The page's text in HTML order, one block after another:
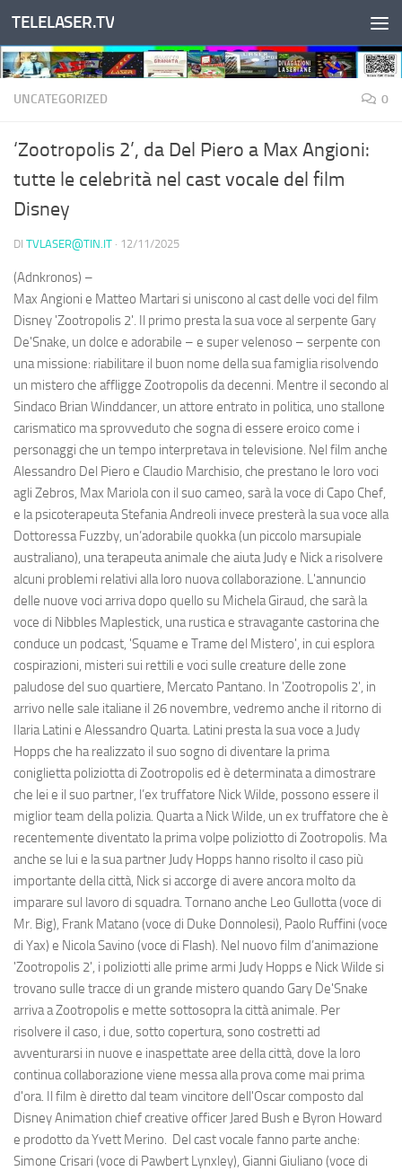
Salta al contenuto
TELELASER.TV
UNCATEGORIZED 0
‘Zootropolis 2’, da Del Piero a Max Angioni:
tutte le celebrità nel cast vocale del film
Disney
DI TVLASER@TIN.IT · 12/11/2025
(Adnkronos) –
Max Angioni e Matteo Martari si uniscono al cast delle voci del film
Disney 'Zootropolis 2'. Il primo presta la sua voce al serpente Gary
De'Snake, un dolce e adorabile – e super velenoso – serpente con
una missione: riabilitare il buon nome della sua famiglia risolvendo
un mistero che affligge Zootropolis da decenni. Mentre il secondo al
Sindaco Brian Winddancer, un attore entrato in politica, uno stallone
carismatico ma sprovveduto che sogna di essere eroico come i
personaggi che un tempo interpretava in televisione. Nel film anche
Alessandro Del Piero e Claudio Marchisio, che prestano le loro voci
agli Zebros, Max Mariola con il suo cameo, sarà la voce di Capo Chef,
e la psicoterapeuta Stefania Andreoli invece presterà la sua voce alla
Dottoressa Fuzzby, un’adorabile quokka (un piccolo marsupiale
australiano), una terapeuta animale che aiuta Judy e Nick a risolvere
alcuni problemi relativi alla loro nuova collaborazione. L'annuncio
delle nuove voci arriva dopo quello su Michela Giraud, che sarà la
voce di Nibbles Maplestick, una rustica e stravagante castorina che
conduce un podcast, 'Squame e Trame del Mistero', in cui esplora
cospirazioni, misteri sui rettili e voci sulle creature delle zone
paludose del suo quartiere, Mercato Pantano. In 'Zootropolis 2', in
arrivo nelle sale italiane il 26 novembre, vedremo anche il ritorno di
Ilaria Latini e Alessandro Quarta. Latini presta la sua voce a Judy
Hopps che ha realizzato il suo sogno di diventare la prima
coniglietta poliziotta di Zootropolis ed è determinata a dimostrare
che lei e il suo partner, l’ex truffatore Nick Wilde, possono essere il
miglior team della polizia. Quarta a Nick Wilde, un ex truffatore che è
recentemente diventato la prima volpe poliziotto di Zootropolis. Ma
anche se lui e la sua partner Judy Hopps hanno risolto il caso più
importante della città, Nick si accorge di avere ancora molto da
imparare sul lavoro di squadra. Tornano anche Leo Gullotta (voce di
Mr. Big), Frank Matano (voce di Duke Donnolesi), Paolo Ruffini (voce
di Yax) e Nicola Savino (voce di Flash). Nel nuovo film d’animazione
'Zootropolis 2', i poliziotti alle prime armi Judy Hopps e Nick Wilde si
trovano sulle tracce di un grande mistero quando Gary De'Snake
arriva a Zootropolis e mette sottosopra la città animale. Per
risolvere il caso, i due, sotto copertura, sono costretti ad
avventurarsi in nuove e inaspettate aree della città, dove la loro
continua collaborazione viene messa alla prova come mai prima
d'ora. Il film è diretto dal team vincitore dell'Oscar composto dal
Disney Animation chief creative officer Jared Bush e Byron Howard
e prodotto da Yvett Merino. Del cast vocale fanno parte anche:
Simone Crisari (voce di Pawbert Lynxley), Gianni Giuliano (voce di